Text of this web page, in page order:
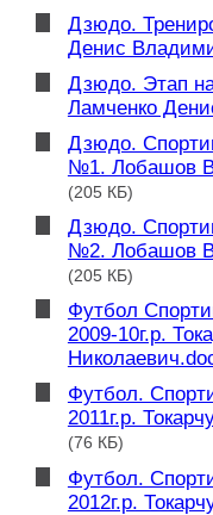
Дзюдо.
Денис
Дзюдо. Этап
Ламченко
Дзюдо.
№1. Лобашов
(205 КБ)
Дзюдо.
№2. Лобашов
(205 КБ)
Футбол
2009-10г.р.
Футбол.
2011г.р.
(76 КБ)
Футбол.
2012г.р.